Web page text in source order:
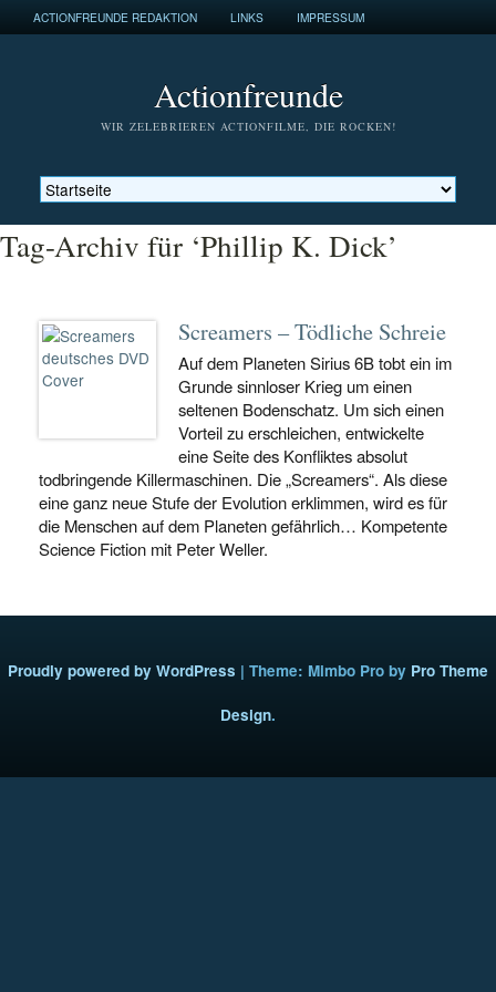
ACTIONFREUNDE REDAKTION LINKS IMPRESSUM
Actionfreunde
WIR ZELEBRIEREN ACTIONFILME, DIE ROCKEN!
Tag-Archiv für ‘Phillip K. Dick’
Screamers – Tödliche Schreie
Auf dem Planeten Sirius 6B tobt ein im
Grunde sinnloser Krieg um einen
seltenen Bodenschatz. Um sich einen
Vorteil zu erschleichen, entwickelte
eine Seite des Konfliktes absolut
todbringende Killermaschinen. Die „Screamers“. Als diese
eine ganz neue Stufe der Evolution erklimmen, wird es für
die Menschen auf dem Planeten gefährlich… Kompetente
Science Fiction mit Peter Weller.
Proudly powered by WordPress | Theme: Mimbo Pro by Pro Theme
Design.